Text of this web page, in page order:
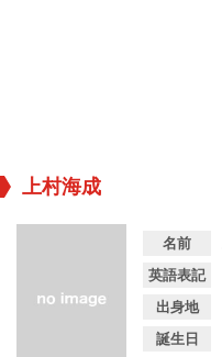
上村海成
名前
英語表記
出身地
誕生日